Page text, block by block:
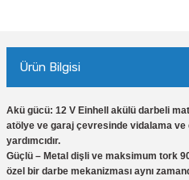
Ürün Bilgisi
Akü gücü: 12 V Einhell akülü darbeli
atölye ve garaj çevresinde vidalama
yardımcıdır.
Güçlü – Metal dişli ve maksimum tork
özel bir darbe mekanizması aynı